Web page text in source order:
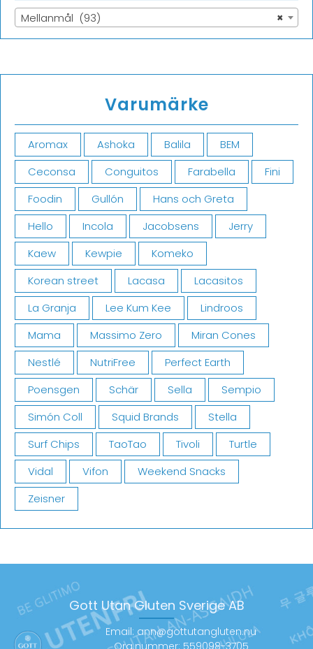
×
Mellanmål (93)
Varumärke
Aromax Ashoka Balila
BEM
Ceconsa
Conguitos Farabella
Fini
Foodin
Gullón
Hans och Greta
Hello
Incola Jacobsens
Jerry
Kaew
Kewpie
Komeko
Korean street
Lacasa
Lacasitos
La Granja
Lee Kum Kee
Lindroos
Mama
Massimo Zero
Miran Cones
Nestlé
NutriFree
Perfect Earth
Poensgen
Schär Sella
Sempio
Simón Coll
Squid Brands
Stella
Surf Chips
TaoTao Tivoli
Turtle
Vidal
Vifon
Weekend Snacks
Zeisner
Gott Utan Gluten Sverige AB
Email: ann@gottutangluten.nu